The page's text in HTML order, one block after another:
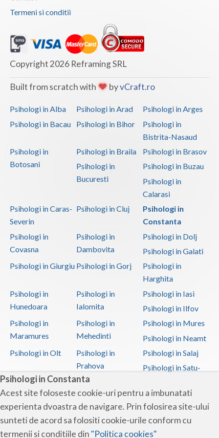
Psihologi in Constanta
Acest site foloseste cookie-uri pentru a imbunatati
experienta dvoastra de navigare. Prin folosirea site-ului
sunteti de acord sa folositi cookie-urile conform cu
termenii si conditiile din "Politica cookies"
Examinare psihologica in vederea autorizarii
exercitarii meseriilor si profesiilor cu grad mare de
risc si periculozitate
Examinare si avizare psihologica in vederea
angajarii si mentinerii in functie pentru agentii de
paza cu sau fara armament
calificarii in activitati profesionale care prin natura
lor necesita obtinerea sau detinerea permisului de
Examinare si avizare psihologica in vederea
inscrierii la diverse forme de invatamant
Examinare si avizare psihologica in vederea
obtinerii atestatului de agent de paza cu si fara
arma
Examinare si avizare psihologica la angajare sau
periodica pentru personalul care prin natura
activitatii profesionale necesita obtinerea sau
detinerea permisului de portarma
Examinari psihologice in vederea evaluarii
de sanatate mentala ca preconditie pentru angajare
si/sau desfasurarea unor activitati
Examinari psihologice in vederea obtinerii
certificatului de incadrare intr-un grad de handicap
pentru copii si adulti
Examinari psihologice in vederea obtinerii
pensiei de handicap
Expertiza psihologica clinica
Termeni si conditii
Copyright 2026 Reframing SRL
Built from scratch with byvCraft.ro
Psihologi in Alba Psihologi in Arad
Psihologi in Arges
Psihologi in Bacau
Psihologi in Bihor
Psihologi in
Bistrita-Nasaud
Psihologi in
Botosani
Psihologi in Braila
Psihologi in Brasov
Psihologi in
Bucuresti
Psihologi in Buzau
Psihologi in
Calarasi
Psihologi in Caras-
Severin
Psihologi in Cluj
Psihologi in
Constanta
Psihologi in
Covasna
Psihologi in
Dambovita
Psihologi in Dolj
Psihologi in Galati
Psihologi in Giurgiu Psihologi in Gorj
Psihologi in
Harghita
Psihologi in
Hunedoara
Psihologi in
Ialomita
Psihologi in Iasi
Psihologi in Ilfov
Psihologi in
Maramures
Psihologi in
Mehedinti
Psihologi in Mures
Psihologi in Neamt
Psihologi in Olt
Psihologi in
Prahova
Psihologi in Salaj
Psihologi in Satu-
Psihologi in Sibiu
Psihologi in
Suceava
Psihologi in
Teleorman
Psihologi in Timis
Psihologi in Tulcea Psihologi in Valcea